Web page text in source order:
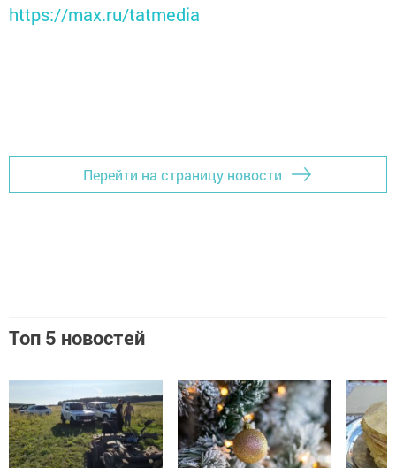
https://max.ru/tatmedia
Перейти на страницу новости
Топ 5 новостей